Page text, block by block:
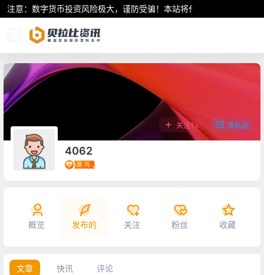
注意：数字货币投资风险极大，谨防受骗！本站将作为行业资讯共享
4062
关注Ta 发私信
概览 发布的 关注 粉丝 收藏
文章 快讯 评论